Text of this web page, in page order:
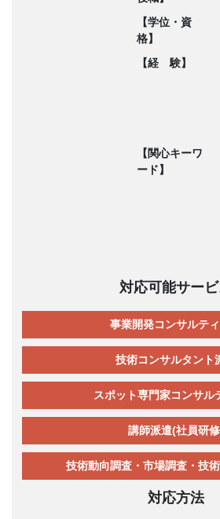
【学位・資
格】
【経 験】
【関心キーワ
ード】
対応可能サー
事業開発コンサルテ
技術コンサルタント
スポット専門家コンサル
講師派遣(社員研
技術動向調査・市場調査・技
対応方法